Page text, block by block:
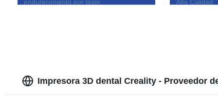
endurecimiento por láser
Alta Calidad
Impresora 3D dental Creality - Proveedor